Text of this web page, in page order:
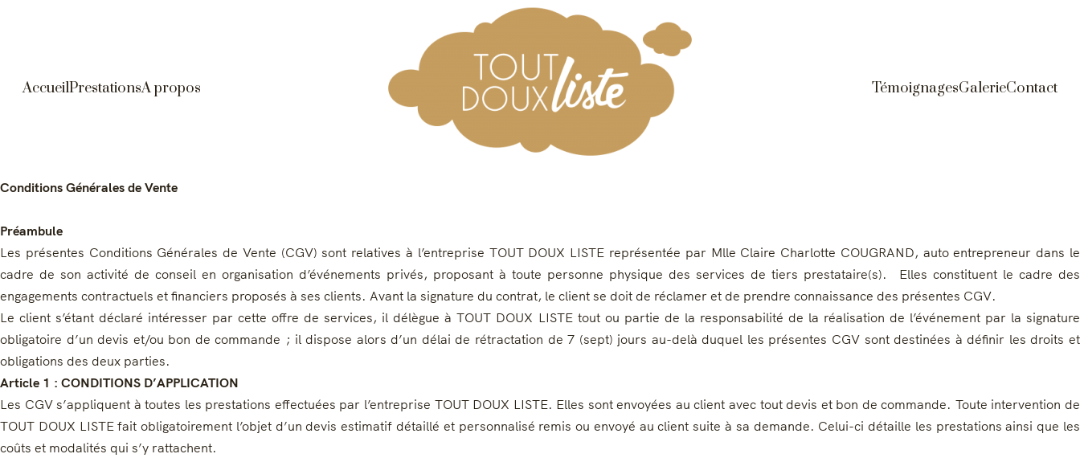
AccueilPrestationsA propos TémoignagesGalerieContact
Conditions Générales de Vente
Préambule
Les présentes Conditions Générales de Vente (CGV) sont relatives à l’entreprise TOUT DOUX LISTE représentée par Mlle Claire Charlotte COUGRAND, auto entrepreneur dans le
cadre de son activité de conseil en organisation d’événements privés, proposant à toute personne physique des services de tiers prestataire(s). Elles constituent le cadre des
engagements contractuels et financiers proposés à ses clients. Avant la signature du contrat, le client se doit de réclamer et de prendre connaissance des présentes CGV.
Le client s’étant déclaré intéresser par cette offre de services, il délègue à TOUT DOUX LISTE tout ou partie de la responsabilité de la réalisation de l’événement par la signature
obligatoire d’un devis et/ou bon de commande ; il dispose alors d’un délai de rétractation de 7 (sept) jours au-delà duquel les présentes CGV sont destinées à définir les droits et
obligations des deux parties.
Article 1 : CONDITIONS D’APPLICATION
Les CGV s’appliquent à toutes les prestations effectuées par l’entreprise TOUT DOUX LISTE. Elles sont envoyées au client avec tout devis et bon de commande. Toute intervention de
TOUT DOUX LISTE fait obligatoirement l’objet d’un devis estimatif détaillé et personnalisé remis ou envoyé au client suite à sa demande. Celui-ci détaille les prestations ainsi que les
coûts et modalités qui s’y rattachent.